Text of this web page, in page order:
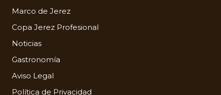
Marco de Jerez
Copa Jerez Profesional
Noticias
Gastronomía
Aviso Legal
Política de Privacidad